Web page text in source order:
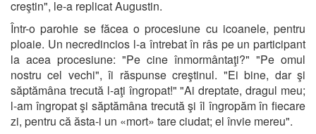
creştin", le-a replicat Augustin.
Într-o parohie se făcea o procesiune cu icoanele, pentru
ploaie. Un necredincios l-a întrebat în râs pe un participant
la acea procesiune: "Pe cine înmormântaţi?" "Pe omul
nostru cel vechi", îi răspunse creştinul. "Ei bine, dar şi
săptămâna trecută l-aţi îngropat!" "Ai dreptate, dragul meu;
l-am îngropat şi săptămâna trecută şi îl îngropăm în fiecare
zi, pentru că ăsta-i un «mort» tare ciudat; el învie mereu".